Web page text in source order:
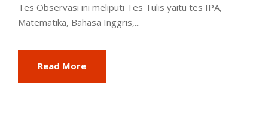
Tes Observasi ini meliputi Tes Tulis yaitu tes IPA,
Matematika, Bahasa Inggris,...
Read More